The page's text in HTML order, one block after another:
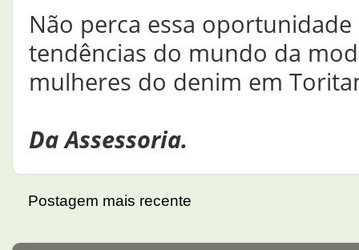
Não perca essa
tendências do mundo da
mulheres do denim em
Da Assessoria.
Postagem mais recente